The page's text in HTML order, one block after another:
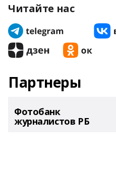
Читайте нас
Партнеры
Фотобанк
журналистов РБ